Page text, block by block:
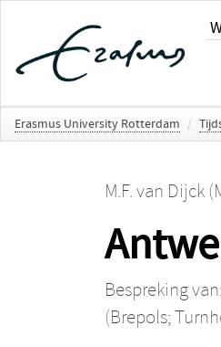
Erasmus University Rotterdam /
M.F. van Dijck
Bespreking
(Brepols;